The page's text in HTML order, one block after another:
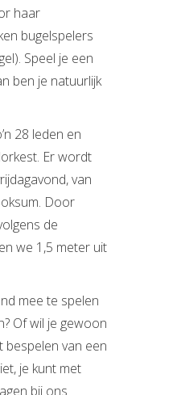
haar
bugelspelers
Speel je een
ben je natuurlijk
28 leden en
Er wordt
van
Door
de
we 1,5 meter uit
mee te spelen
Of wil je gewoon
van een
je kunt met
bij ons